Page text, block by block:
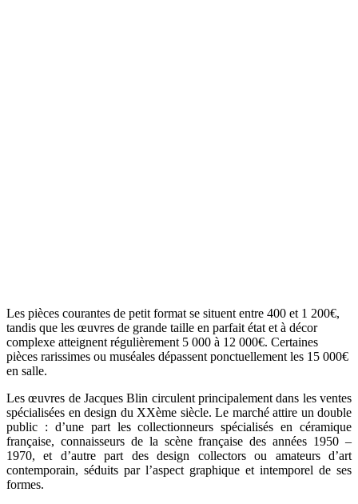
Les pièces courantes de petit format se situent entre 400 et 1 200€,
tandis que les œuvres de grande taille en parfait état et à décor
complexe atteignent régulièrement 5 000 à 12 000€. Certaines
pièces rarissimes ou muséales dépassent ponctuellement les 15 000€
en salle.
Les œuvres de Jacques Blin circulent principalement dans les ventes
spécialisées en design du XXème siècle. Le marché attire un double
public : d’une part les collectionneurs spécialisés en céramique
française, connaisseurs de la scène française des années 1950 –
1970, et d’autre part des design collectors ou amateurs d’art
contemporain, séduits par l’aspect graphique et intemporel de ses
formes.